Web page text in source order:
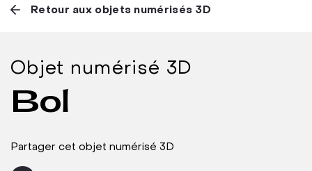
Retour aux objets numérisés 3D
Objet numérisé 3D
Bol
Partager cet objet numérisé 3D